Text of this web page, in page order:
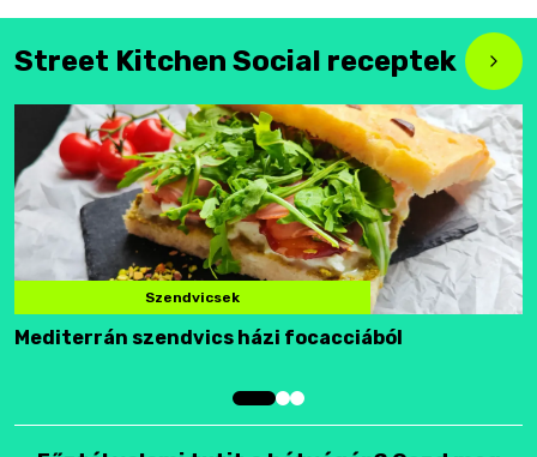
Street Kitchen Social receptek
Szendvicsek
Mediterrán szendvics házi focacciából